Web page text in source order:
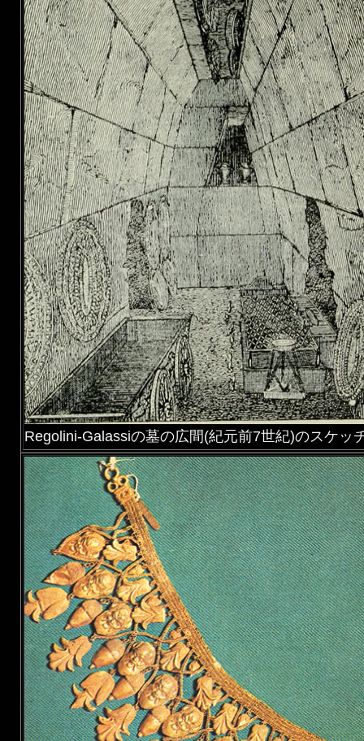
Regolini-Galassiの墓の広間(紀元前7世紀)のスケッ